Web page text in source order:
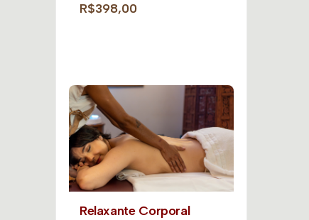
R$398,00
Relaxante Corporal